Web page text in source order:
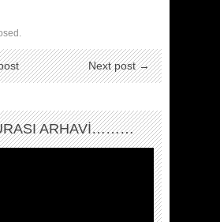
Next post →
ARHAVİ………